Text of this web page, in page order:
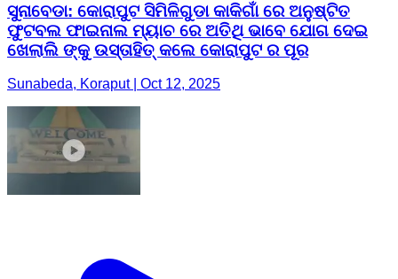
ସୁନାବେଡା: କୋରାପୁଟ ସିମିଳିଗୁଡା କାକିଗାଁ ରେ ଅନୁଷ୍ଟିତ
ଫୁଟବଲ ଫାଇନାଲ ମ୍ୟାଚ ରେ ଅତିଥି ଭାବେ ଯୋଗ ଦେଇ
ଖେଲାଲି ଙ୍କୁ ଉସ୍ତାହିତ୍ କଲେ କୋରାପୁଟ ର ପୂର
Sunabeda, Koraput | Oct 12, 2025